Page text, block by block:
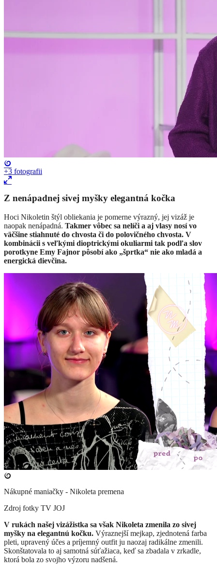
+3 fotografii
Z nenápadnej sivej myšky elegantná kočka
Hoci Nikoletin štýl obliekania je pomerne výrazný, jej vizáž je
naopak nenápadná. Takmer vôbec sa nelíči a aj vlasy nosí vo
väčšine stiahnuté do chvosta či do polovičného chvosta. V
kombinácii s veľkými dioptrickými okuliarmi tak podľa slov
porotkyne Emy Fajnor pôsobí ako „šprtka“ nie ako mladá a
energická dievčina.
Nákupné maniačky - Nikoleta premena
Zdroj fotky TV JOJ
​V rukách našej vizážistka sa však Nikoleta zmenila zo sivej
myšky na elegantnú kočku. ​Výraznejší mejkap, zjednotená farba
pleti, upravený účes a príjemný outfit ju naozaj radikálne zmenili.
Skonštatovala to aj samotná súťažiaca, keď sa zbadala v zrkadle,
ktorá bola zo svojho výzoru nadšená.